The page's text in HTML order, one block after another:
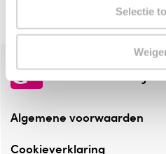
Selectie
Check onze folders ⁠bij
de
Algemene voorwaarden
Cookieverklaring